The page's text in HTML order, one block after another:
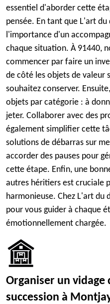
essentiel d'aborder cette
pensée. En tant que L'art
l'importance d'un
chaque situation. À 91440,
commencer par faire un
de côté les objets de valeur
souhaitez conserver.
objets par catégorie : à
jeter. Collaborer avec des
également simplifier cette
solutions de débarras sur
accorder des pauses pour
cette étape. Enfin, une
autres héritiers est cruciale
harmonieuse. Chez L'art du
pour vous guider à chaque
émotionnellement chargée.
Organiser un vidage
succession à